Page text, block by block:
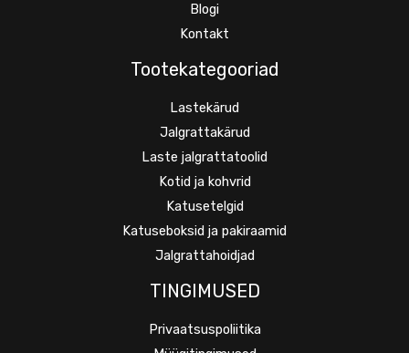
Blogi
Kontakt
Tootekategooriad
Lastekärud
Jalgrattakärud
Laste jalgrattatoolid
Kotid ja kohvrid
Katusetelgid
Katuseboksid ja pakiraamid
Jalgrattahoidjad
TINGIMUSED
Privaatsuspoliitika